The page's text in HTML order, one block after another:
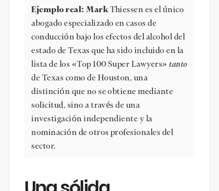
Ejemplo real: MarkThiessen es el único
abogado especializado en casos de
conducción bajo los efectos del alcohol del
estado de Texas que ha sido incluido en la
lista de los «Top 100 Super Lawyers»tanto
de Texas como de Houston, una
distinción que no se obtiene mediante
solicitud, sino a través de una
investigación independiente y la
nominación de otros profesionales del
sector.